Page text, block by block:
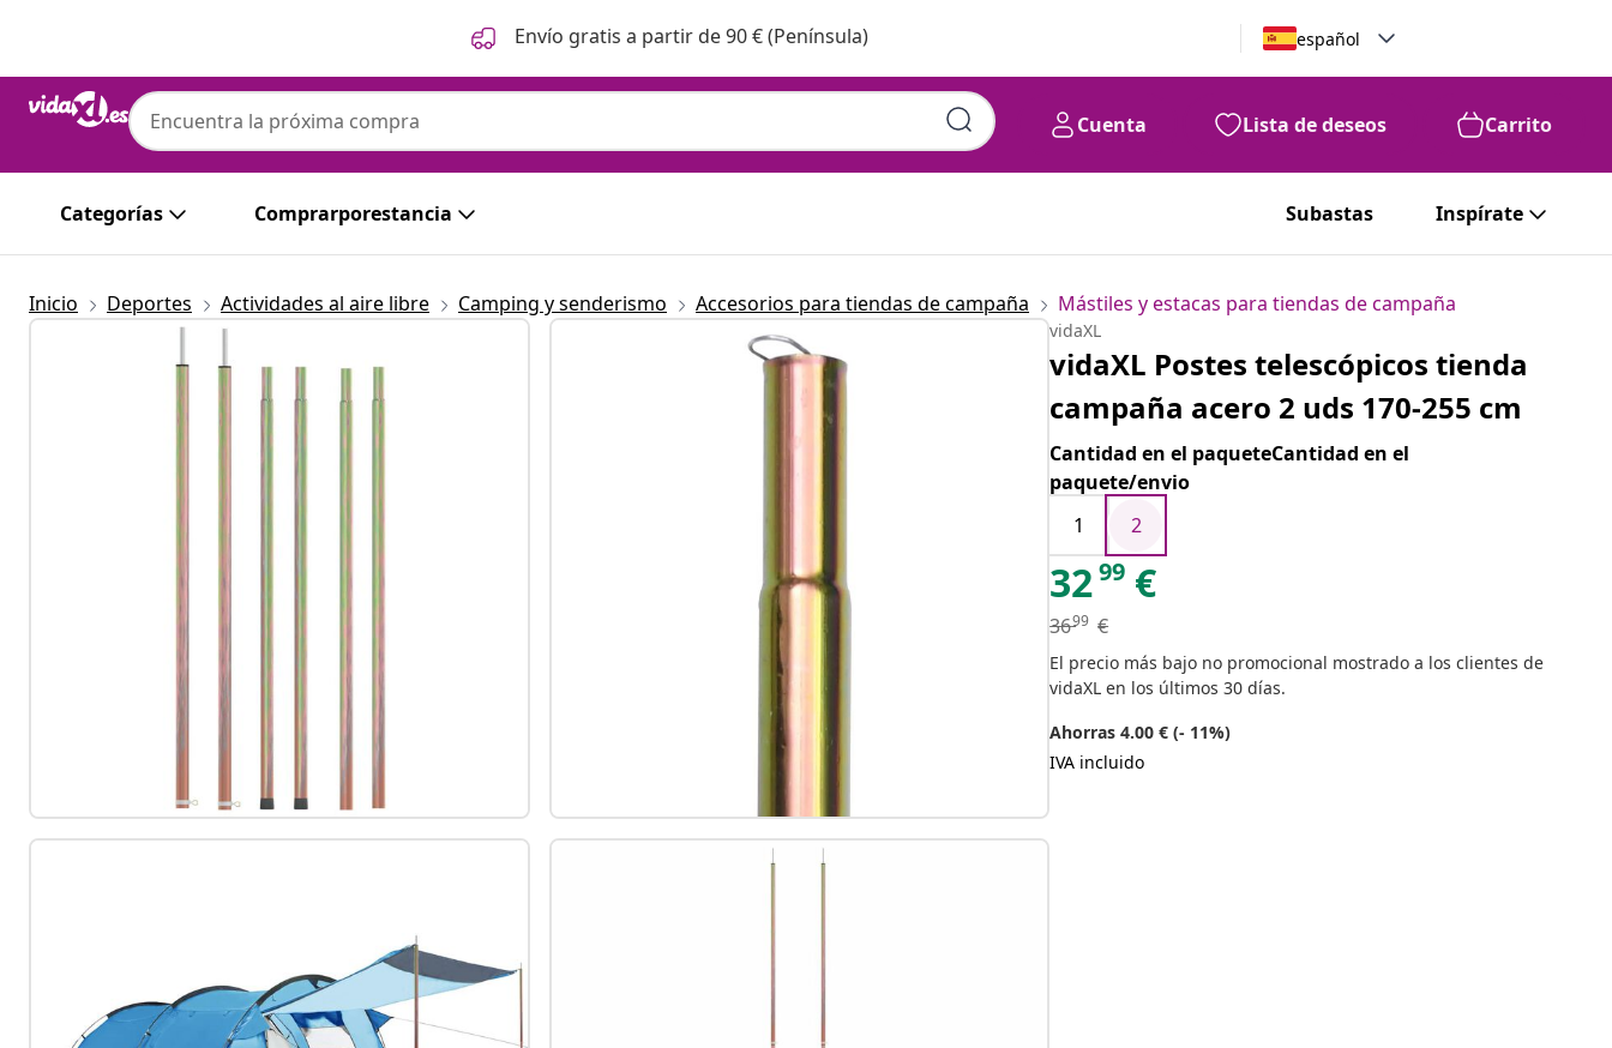
Envío gratis a partir de 90 € (Península) español
Cuenta Lista de deseos Carrito
Categorías Comprarporestancia Subastas Inspírate
Inicio Deportes Actividades al aire libre Camping y senderismo Accesorios para tiendas de campaña Mástiles y estacas para tiendas de campaña
vidaXL
vidaXL Postes telescópicos tienda
campaña acero 2 uds 170-255 cm
Cantidad en el paqueteCantidad en el
paquete/envio
1
2
3299 €
3699 €
El precio más bajo no promocional mostrado a los clientes de
vidaXL en los últimos 30 días.
Ahorras 4.00 € (- 11%)
IVA incluido